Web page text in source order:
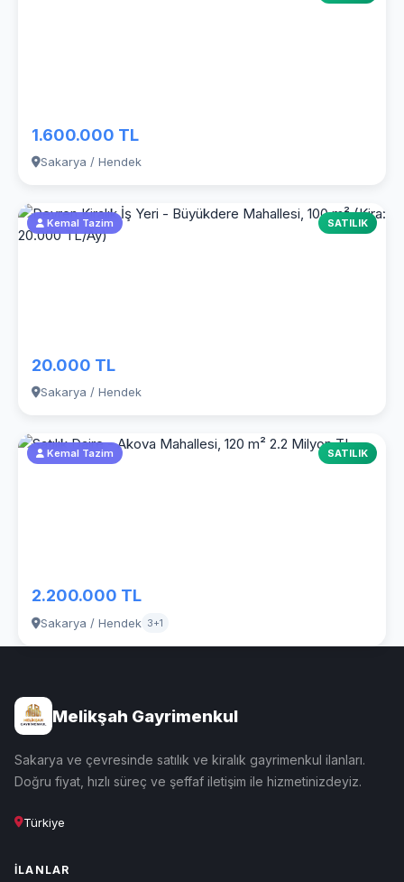
1.600.000 TL
Sakarya / Hendek
SATILIK
Kemal Tazim
20.000 TL
Sakarya / Hendek
SATILIK
Kemal Tazim
2.200.000 TL
Sakarya / Hendek 3+1
Melikşah Gayrimenkul
Sakarya ve çevresinde satılık ve kiralık gayrimenkul ilanları.
Doğru fiyat, hızlı süreç ve şeffaf iletişim ile hizmetinizdeyiz.
Türkiye
İLANLAR